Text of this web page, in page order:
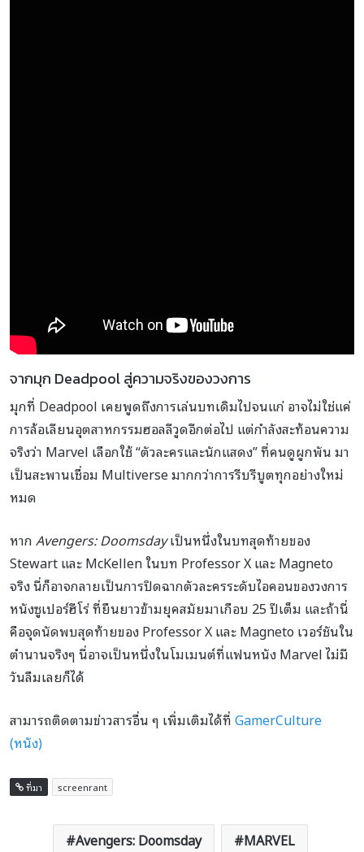
จากมุก Deadpool สู่ความจริงของวงการ
มุกที่ Deadpool เคยพูดถึงการเล่นบทเดิมไปจนแก่ อาจไม่ใช่แค่
การล้อเลียนอุตสาหกรรมฮอลลีวูดอีกต่อไป แต่กำลังสะท้อนความ
จริงว่า Marvel เลือกใช้ “ตัวละครและนักแสดง” ที่คนดูผูกพัน มา
เป็นสะพานเชื่อม Multiverse มากกว่าการรีบรีบูตทุกอย่างใหม่
หมด
หากAvengers: Doomsdayเป็นหนึ่งในบทสุดท้ายของ
Stewart และ McKellen ในบท Professor X และ Magneto
จริง นี่ก็อาจกลายเป็นการปิดฉากตัวละครระดับไอคอนของวงการ
หนังซูเปอร์ฮีโร่ ที่ยืนยาวข้ามยุคสมัยมาเกือบ 25 ปีเต็ม และถ้านี่
คือจุดนัดพบสุดท้ายของ Professor X และ Magneto เวอร์ชันใน
ตำนานจริงๆ นี่อาจเป็นหนึ่งในโมเมนต์ที่แฟนหนัง Marvel ไม่มี
วันลืมเลยก็ได้
สามารถติดตามข่าวสารอื่น ๆ เพิ่มเติมได้ที่GamerCulture
(หนัง)
ที่มา screenrant
Avengers: Doomsday
MARVEL